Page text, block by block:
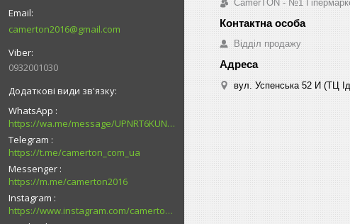
camerton2016@gmail.com
0932001030
WhatsApp
https://wa.me/message/UPNRT6KUNTSOH1
Telegram
https://t.me/camerton_com_ua
Messenger
https://m.me/camerton2016
Instagram
https://www.instagram.com/camerton.com.ua
CamerTON - №1
Відділ продажу
вул. Успенська 52 И (ТЦ